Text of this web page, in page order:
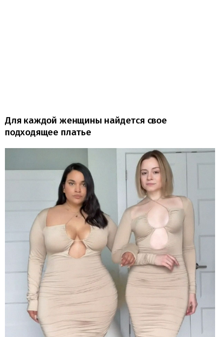
Для каждой женщины найдется свое
подходящее платье